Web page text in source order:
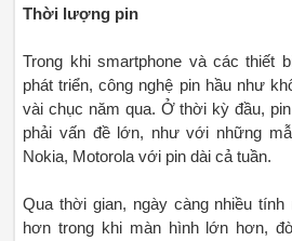
Thời lượng pin
Trong khi smartphone và các thiết
phát triển, công nghệ pin hầu như
vài chục năm qua. Ở thời kỳ đầu,
phải vấn đề lớn, như với những
Nokia, Motorola với pin dài cả tuần.
Qua thời gian, ngày càng nhiều
hơn trong khi màn hình lớn hơn,